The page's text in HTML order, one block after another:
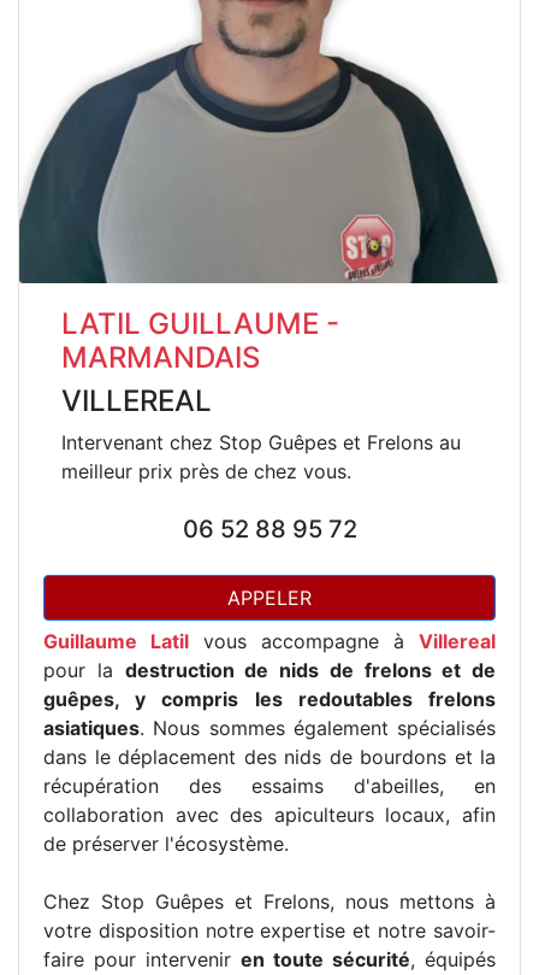
LATIL GUILLAUME -
MARMANDAIS
VILLEREAL
Intervenant chez Stop Guêpes et Frelons au
meilleur prix près de chez vous.
06 52 88 95 72
APPELER
Guillaume Latil vous accompagne à Villereal
pour la destruction de nids de frelons et de
guêpes, y compris les redoutables frelons
asiatiques. Nous sommes également spécialisés
dans le déplacement des nids de bourdons et la
récupération des essaims d'abeilles, en
collaboration avec des apiculteurs locaux, afin
de préserver l'écosystème.
Chez Stop Guêpes et Frelons, nous mettons à
votre disposition notre expertise et notre savoir-
faire pour intervenir en toute sécurité, équipés